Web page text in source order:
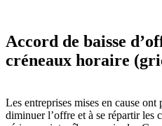
Accord de baisse
créneaux horaire
Les entreprises mises en cause
diminuer l’offre et à se répartir les